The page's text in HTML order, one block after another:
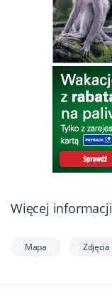
Więcej informacji
Mapa Zdjęcia